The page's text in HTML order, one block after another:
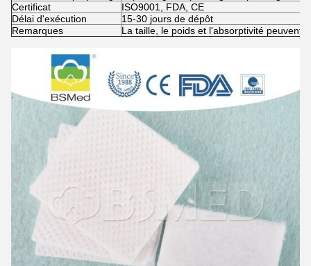
Certificat
ISO9001, FDA, CE
Délai d'exécution
15-30 jours de dépôt
Remarques
La taille, le poids et l'absorptivité peuvent